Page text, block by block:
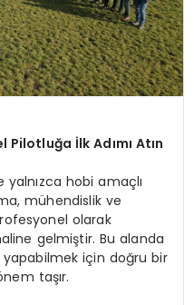
İlk Adımı Atın
hobi amaçlı
mühendislik ve
olarak
gelmiştir. Bu alanda
için doğru bir
taşır.